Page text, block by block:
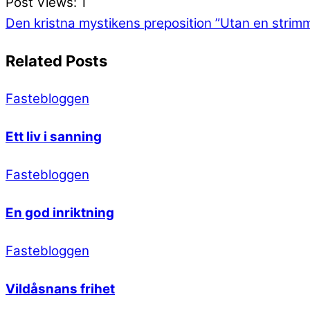
Den kristna mystikens preposition ”Utan en
Related Posts
Fastebloggen
Ett liv i sanning
Fastebloggen
En god inriktning
Fastebloggen
Vildåsnans frihet